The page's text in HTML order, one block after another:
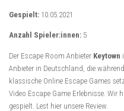
Gespielt: 10.05.2021
Anzahl Spieler:innen: 5
Der Escape Room Anbieter Keytown
Anbieter in Deutschland, die
klassische Online Escape Games
Video Escape Game Erlebnisse. Wir
gespielt. Lest hier unsere Review.